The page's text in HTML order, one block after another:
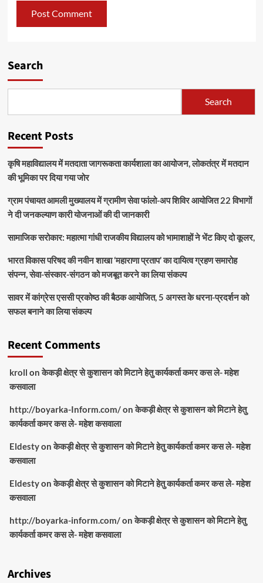
Search
Search
Recent Posts
कृषि महाविद्यालय में मतदाता जागरूकता कार्यशाला का आयोजन, लोकतंत्र में मतदान
की भूमिका पर दिया गया जोर
ग्राम पंचायत आमली मुख्यालय में ग्रामीण सेवा फांलो-अप शिविर आयोजित 22 विभागों
ने दी जनकल्याण कारी योजनाओं की दी जानकारी
सामाजिक सरोकार: महात्मा गांधी राजकीय विद्यालय को भामाशाहों ने भेंट किए दो कूलर,
भारत विकास परिषद की नवीन शाखा ‘महाराणा प्रताप’ का दायित्व ग्रहण समारोह
संपन्न, सेवा-संस्कार-संगठन को मजबूत करने का लिया संकल्प
सावर में कांग्रेस एससी प्रकोष्ठ की बैठक आयोजित, 5 अगस्त के धरना-प्रदर्शन को
सफल बनाने का लिया संकल्प
Recent Comments
kroll onकेकड़ी क्षेत्र से कुशासन को मिटाने हेतु कार्यकर्ता कमर कस ले- महेश
कसवाला
http://boyarka-Inform.com/onकेकड़ी क्षेत्र से कुशासन को मिटाने हेतु
कार्यकर्ता कमर कस ले- महेश कसवाला
Eldestyonकेकड़ी क्षेत्र से कुशासन को मिटाने हेतु कार्यकर्ता कमर कस ले- महेश
कसवाला
Eldestyonकेकड़ी क्षेत्र से कुशासन को मिटाने हेतु कार्यकर्ता कमर कस ले- महेश
कसवाला
http://boyarka-inform.com/onकेकड़ी क्षेत्र से कुशासन को मिटाने हेतु
कार्यकर्ता कमर कस ले- महेश कसवाला
Archives